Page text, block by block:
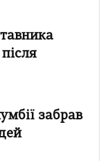
забрав